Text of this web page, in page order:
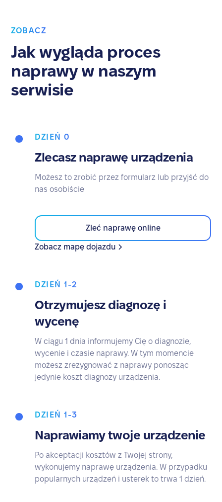
ZOBACZ
Jak wygląda proces
naprawy w naszym
serwisie
DZIEŃ 0
Zlecasz naprawę urządzenia
Możesz to zrobić przez formularz lub przyjść do
nas osobiście
Zleć naprawę online
Zobacz mapę dojazdu
DZIEŃ 1-2
Otrzymujesz diagnozę i
wycenę
W ciągu 1 dnia informujemy Cię o diagnozie,
wycenie i czasie naprawy. W tym momencie
możesz zrezygnować z naprawy ponosząc
jedynie koszt diagnozy urządzenia.
DZIEŃ 1-3
Naprawiamy twoje urządzenie
Po akceptacji kosztów z Twojej strony,
wykonujemy naprawę urządzenia. W przypadku
popularnych urządzeń i usterek to trwa 1 dzień.